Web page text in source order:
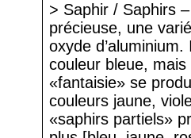
> Saphir / Saphirs
précieuse, une
oxyde
couleur bleue,
«fantaisie» se
couleurs jaune,
«saphirs partiels»